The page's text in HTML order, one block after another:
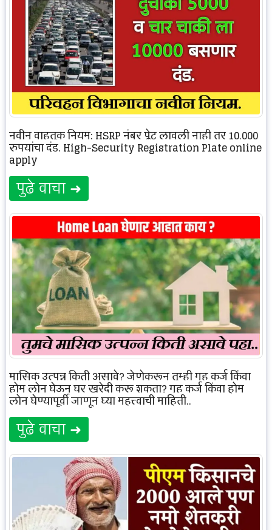
नवीन वाहतूक नियम: HSRP नंबर प्लेट लावली नाही तर 10,000
रुपयांचा दंड. High-Security Registration Plate online
apply
पुढे वाचा ➜
मासिक उत्पन्न किती असावे? जेणेकरून तुम्ही गृह कर्ज किंवा
होम लोन घेऊन घर खरेदी करू शकता? गृह कर्ज किंवा होम
लोन घेण्यापूर्वी जाणून घ्या महत्त्वाची माहिती..
पुढे वाचा ➜